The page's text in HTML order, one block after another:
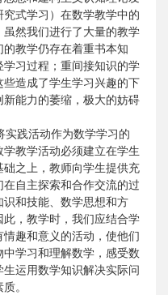
式学习）在数学教学中的
然我们进行了大量的教学
教学仍存在着重书本知
习过程；重间接知识的学
造成了学生学习兴趣的下
能力的萎缩，极大的妨碍
践活动作为数学学习的
教学活动必须建立在学生
之上，教师向学生提供充
自主探索和合作交流的过
和技能、数学思想和方
，教学时，我们应结合学
趣和意义的活动，使他们
学习和理解数学，感受数
运用数学知识解决实际问
。